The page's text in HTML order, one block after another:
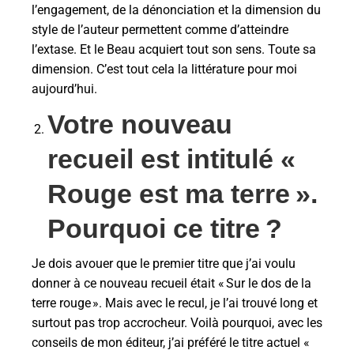
l’engagement, de la dénonciation et la dimension du
style de l’auteur permettent comme d’atteindre
l’extase. Et le Beau acquiert tout son sens. Toute sa
dimension. C’est tout cela la littérature pour moi
aujourd’hui.
Votre nouveau
recueil est intitulé «
Rouge est ma terre ».
Pourquoi ce titre ?
Je dois avouer que le premier titre que j’ai voulu
donner à ce nouveau recueil était « Sur le dos de la
terre rouge ». Mais avec le recul, je l’ai trouvé long et
surtout pas trop accrocheur. Voilà pourquoi, avec les
conseils de mon éditeur, j’ai préféré le titre actuel «